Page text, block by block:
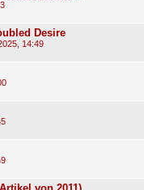
Desire
14:49
von 2011)